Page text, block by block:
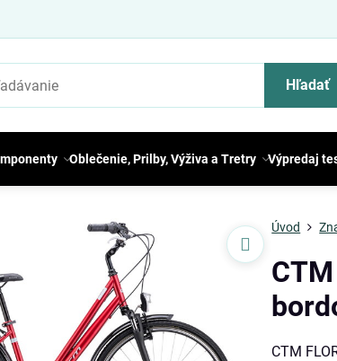
Hľadať
Oblečenie, Prilby, Výživa a Tretry Výpredaj
Úvod
CTM